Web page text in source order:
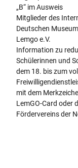
„B“ im Ausweis
Mitglieder des
Deutschen
Lemgo e.V.
Information zu
Schülerinnen und
dem 18. bis zum
mit dem
LemGO-Card oder
Fördervereins der